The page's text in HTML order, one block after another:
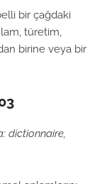
bir çağdaki
türetim,
birine veya bir
dictionnaire,